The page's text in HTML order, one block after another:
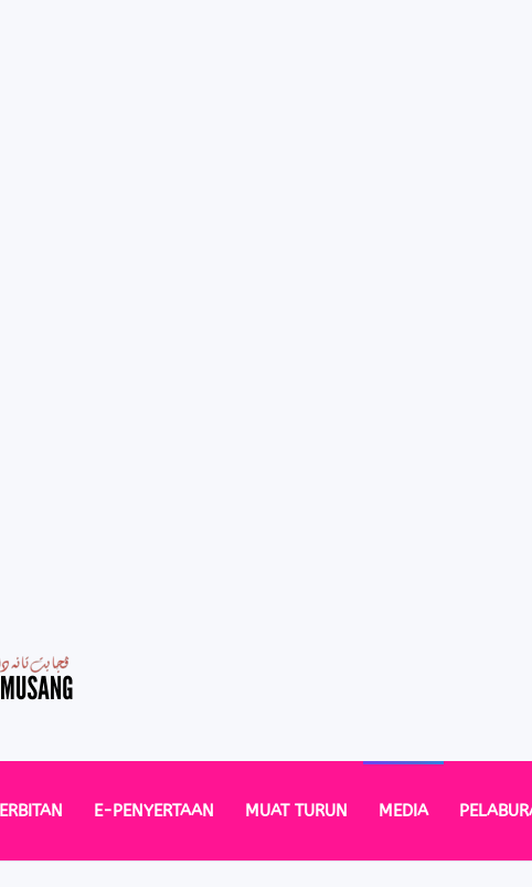
E-PENYERTAAN MUAT TURUN MEDIA